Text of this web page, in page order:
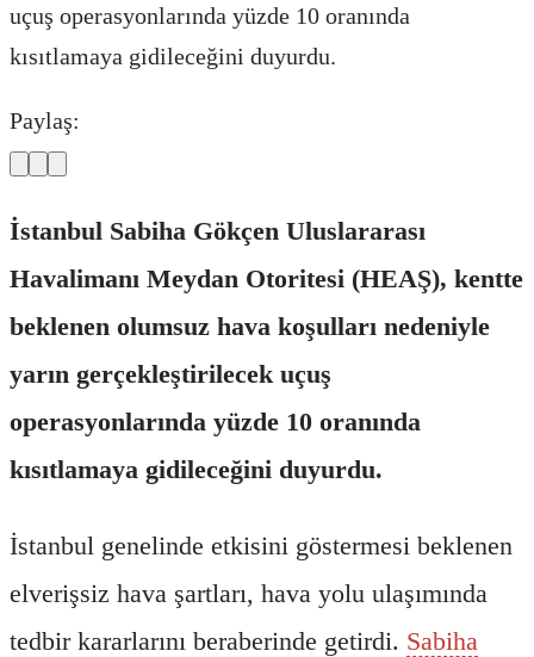
uçuş operasyonlarında yüzde 10 oranında
kısıtlamaya gidileceğini duyurdu.
Paylaş:
İstanbul Sabiha Gökçen Uluslararası
Havalimanı Meydan Otoritesi (HEAŞ), kentte
beklenen olumsuz hava koşulları nedeniyle
yarın gerçekleştirilecek uçuş
operasyonlarında yüzde 10 oranında
kısıtlamaya gidileceğini duyurdu.
İstanbul genelinde etkisini göstermesi beklenen
elverişsiz hava şartları, hava yolu ulaşımında
tedbir kararlarını beraberinde getirdi. Sabiha